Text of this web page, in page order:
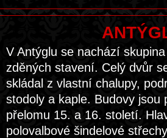
V Antýglu se nachází
zděných stavení. Celý dvůr
skládal z vlastní chalupy,
stodoly a kaple. Budovy jsou
přelomu 15. a 16. století.
polovalbové šindelové